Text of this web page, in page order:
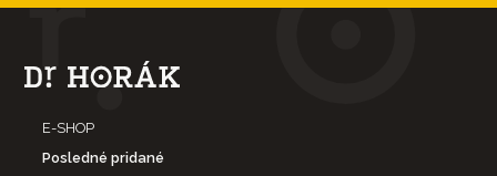
E-SHOP
Posledné pridané